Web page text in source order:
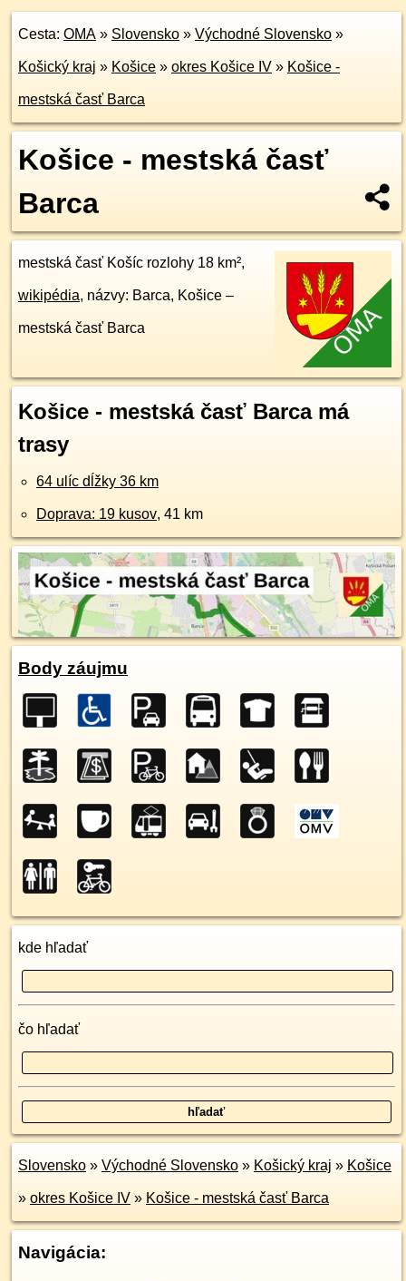
Cesta: OMA » Slovensko » Východné Slovensko »
Košický kraj » Košice » okres Košice IV » Košice -
mestská časť Barca
Košice - mestská časť
Barca
mestská časť Košíc rozlohy 18 km²,
wikipédia, názvy: Barca, Košice –
mestská časť Barca
Košice - mestská časť Barca má
trasy
64 ulíc dĺžky 36 km
Doprava: 19 kusov, 41 km
Body záujmu
kde hľadať
čo hľadať
Slovensko » Východné Slovensko » Košický kraj » Košice
» okres Košice IV » Košice - mestská časť Barca
Navigácia: